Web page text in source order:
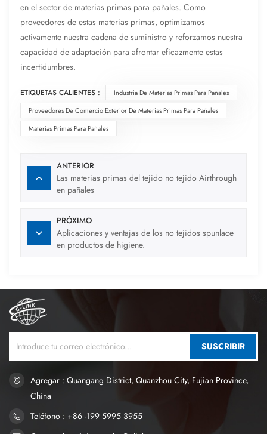
en el sector de materias primas para pañales. Como
proveedores de estas materias primas, optimizamos
activamente nuestra cadena de suministro y reforzamos nuestra
capacidad de adaptación para afrontar eficazmente estas
incertidumbres.
ETIQUETAS CALIENTES :
Industria De Materias Primas Para Pañales
Proveedores De Comercio Exterior De Materias Primas Para Pañales
Materias Primas Para Pañales
ANTERIOR
Las materias primas del tejido no tejido Airthrough
en pañales
PRÓXIMO
Aplicaciones y ventajas de los no tejidos spunlace
en productos de higiene.
SUSCRIBIR
Agregar : Quangang District, Quanzhou City, Fujian Province,
China
Teléfono : +86 -199 5995 3955